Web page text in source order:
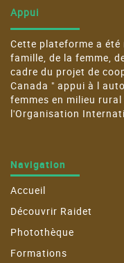
Appui
Cette plateforme a été
famille, de la femme,
cadre du projet de
Canada " appui à l
femmes en milieu
l'Organisation
Navigation
Accueil
Découvrir Raidet
Photothèque
Formations